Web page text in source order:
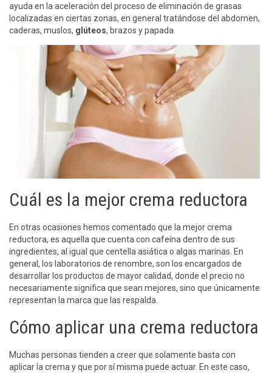
ayuda en la aceleración del proceso de eliminación de grasas
localizadas en ciertas zonas, en general tratándose del abdomen,
caderas, muslos, glúteos, brazos y papada.
Cuál es la mejor crema reductora
En otras ocasiones hemos comentado que la mejor crema
reductora, es aquella que cuenta con cafeína dentro de sus
ingredientes, al igual que centella asiática o algas marinas. En
general, los laboratorios de renombre, son los encargados de
desarrollar los productos de mayor calidad, donde el precio no
necesariamente significa que sean mejores, sino que únicamente
representan la marca que las respalda.
Cómo aplicar una crema reductora
Muchas personas tienden a creer que solamente basta con
aplicar la crema y que por sí misma puede actuar. En este caso,